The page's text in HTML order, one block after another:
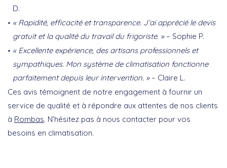
D.
« Rapidité, efficacité et transparence. J’ai apprécié le devis
gratuit et la qualité du travail du frigoriste. »– Sophie P.
« Excellente expérience, des artisans professionnels et
sympathiques. Mon système de climatisation fonctionne
parfaitement depuis leur intervention. »– Claire L.
Ces avis témoignent de notre engagement à fournir un
service de qualité et à répondre aux attentes de nos clients
à Rombas. N’hésitez pas à nous contacter pour vos
besoins en climatisation.